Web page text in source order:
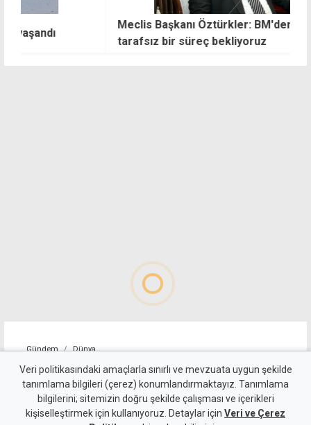
Meclis Başkanı Öztürkler: BM'den adil ve
tarafsız bir süreç bekliyoruz
Gündem Dünya
ABD, İran'a yönelik bazı
yaptırımları kaldırdı
Veri politikasındaki amaçlarla sınırlı ve mevzuata uygun şekilde
tanımlama bilgileri (çerez) konumlandırmaktayız. Tanımlama
bilgilerini; sitemizin doğru şekilde çalışması ve içerikleri
kişiselleştirmek için kullanıyoruz. Detaylar için Veri ve Çerez